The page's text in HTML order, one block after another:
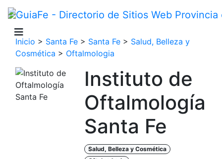
Inicio > Santa Fe > Santa Fe > Salud, Belleza y
Cosmética > Oftalmologia
Instituto de
Oftalmología
Santa Fe
Salud, Belleza y Cosmética